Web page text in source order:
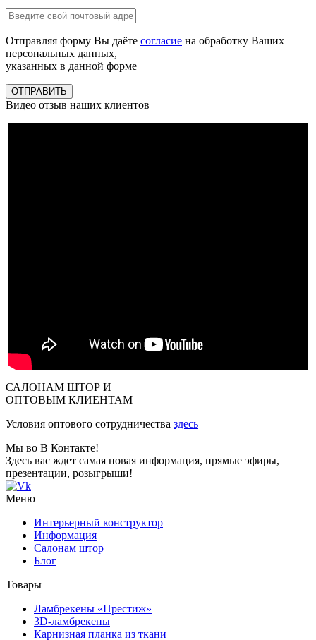
Отправляя форму Вы даёте согласие на обработку Ваших
персональных данных,
указанных в данной форме
ОТПРАВИТЬ
Видео отзыв наших клиентов
САЛОНАМ ШТОР И
ОПТОВЫМ КЛИЕНТАМ
Условия оптового сотрудничества здесь
Мы во В Контакте!
Здесь вас ждет самая новая информация, прямые эфиры,
презентации, розыгрыши!
Меню
Интерьерный конструктор
Информация
Салонам штор
Блог
Товары
Ламбрекены «Престиж»
3D-ламбрекены
Карнизная планка из ткани